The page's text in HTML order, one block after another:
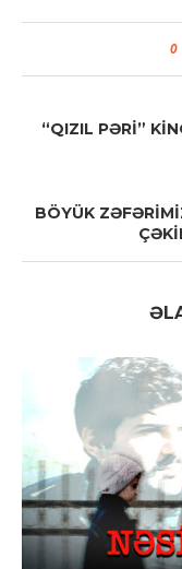
0
“QIZIL PƏRİ”
BÖYÜK